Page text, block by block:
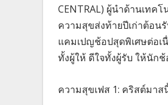
CENTRAL) ผู้นำด้านเทค
ความสุขส่งท้ายปีเก่าต้อนรั
แคมเปญช้อปสุดพิเศษต่อเ
ทั้งผู้ให้ ดีใจทั้งผู้รับ ให้นัก
ความสุขเฟส 1: คริสต์มา